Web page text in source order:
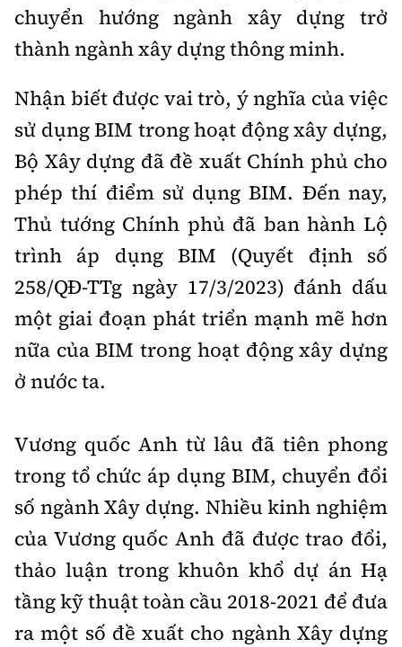
Giải trí - Thể thao
Tòa soạn: Số 2 Nguyễn Công Hoan, phường Giảng Võ,
Hà Nội.
Phó Tổng biên tập:
Nguyễn Sơn Tùng,
Nguyễn Đức Thắng, La Đức Hùng
Hotline:
0901 514 799
Quảng cáo và Phát hành:
0915 057 282
Email: bandoc@baoxaydung.vn
Cấm sao chép dưới mọi hình thức nếu không có sự
chấp thuận bằng văn bản.
chuyển hướng ngành xây dựng trở
thành ngành xây dựng thông minh.
Nhận biết được vai trò, ý nghĩa của việc
sử dụng BIM trong hoạt động xây dựng,
Bộ Xây dựng đã đề xuất Chính phủ cho
phép thí điểm sử dụng BIM. Đến nay,
Thủ tướng Chính phủ đã ban hành Lộ
trình áp dụng BIM (Quyết định số
258/QĐ-TTg ngày 17/3/2023) đánh dấu
một giai đoạn phát triển mạnh mẽ hơn
nữa của BIM trong hoạt động xây dựng
ở nước ta.
Vương quốc Anh từ lâu đã tiên phong
trong tổ chức áp dụng BIM, chuyển đổi
số ngành Xây dựng. Nhiều kinh nghiệm
của Vương quốc Anh đã được trao đổi,
thảo luận trong khuôn khổ dự án Hạ
tầng kỹ thuật toàn cầu 2018-2021 để đưa
ra một số đề xuất cho ngành Xây dựng